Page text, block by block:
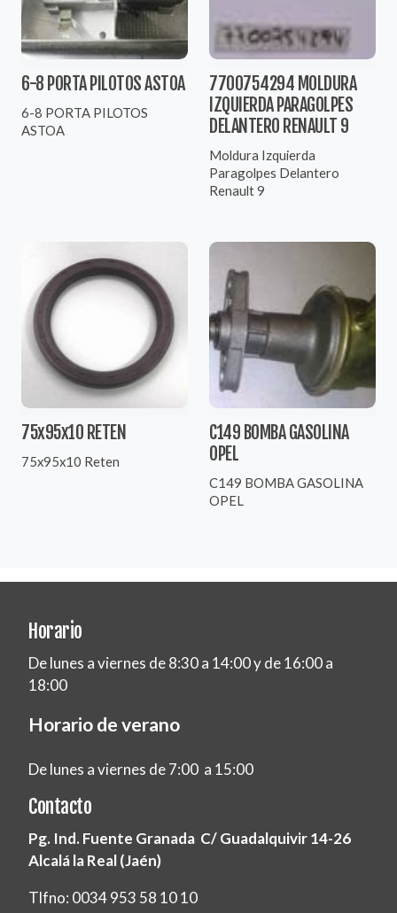
6-8 PORTA PILOTOS ASTOA
6-8 PORTA PILOTOS
ASTOA
7700754294 MOLDURA
IZQUIERDA PARAGOLPES
DELANTERO RENAULT 9
Moldura Izquierda
Paragolpes Delantero
Renault 9
75x95x10 RETEN
75x95x10 Reten
C149 BOMBA GASOLINA
OPEL
C149 BOMBA GASOLINA
OPEL
Horario
De lunes a viernes de 8:30 a 14:00 y de 16:00 a
18:00
Horario de verano
De lunes a viernes de 7:00 a 15:00
Contacto
Pg. Ind. Fuente Granada C/ Guadalquivir 14-26
Alcalá la Real (Jaén)
Tlfno: 0034 953 58 10 10